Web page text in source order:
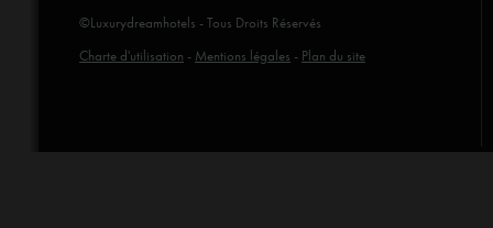
©Luxurydreamhotels - Tous Droits Réservés
Charte d'utilisation - Mentions légales - Plan du site